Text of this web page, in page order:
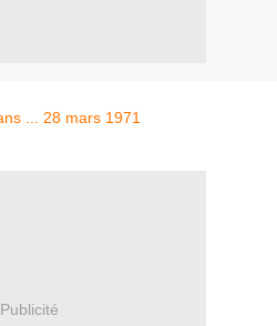
Publicité